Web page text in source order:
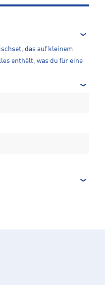
das auf kleinem
enthält, was du für eine